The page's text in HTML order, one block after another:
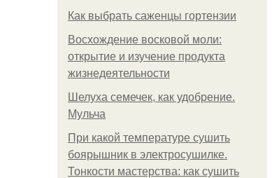
Как выбрать саженцы гортензии
Восхождение восковой моли:
открытие и изучение продукта
жизнедеятельности
Шелуха семечек, как удобрение.
Мульча
При какой температуре сушить
боярышник в электросушилке.
Тонкости мастерства: как сушить